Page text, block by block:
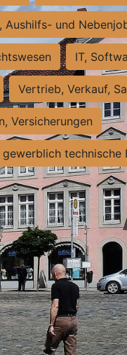
Aushilfs- und
IT,
Vertrieb, Verkauf,
Versicherungen
technische